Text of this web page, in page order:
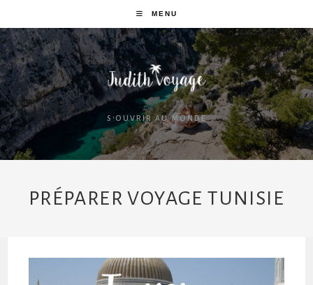
MENU
S'OUVRIR AU MONDE
PRÉPARER VOYAGE TUNISIE